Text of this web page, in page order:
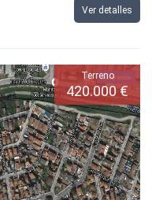
Ver detalles
Terreno
420.000 €